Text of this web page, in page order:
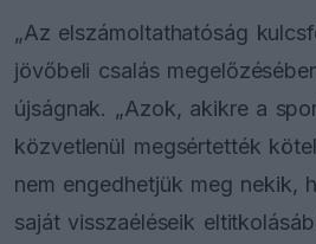
„Az elszámoltathatóság
jövőbeli csalás
újságnak. „Azok, akikre a
közvetlenül megsértették
nem engedhetjük meg nekik,
saját visszaéléseik